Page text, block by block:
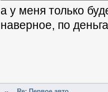
а у меня только
наверное, по